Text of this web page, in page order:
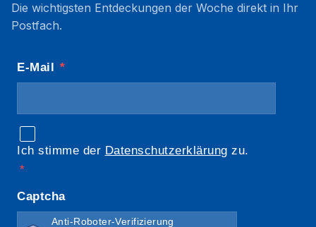
Die wichtigsten Entdeckungen der Woche direkt in Ihr
Postfach.